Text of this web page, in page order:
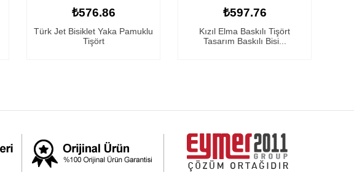
₺576.86
Türk Jet Bisiklet Yaka Pamuklu
Tişört
₺597.76
Kızıl Elma Baskılı Tişört
Tasarım Baskılı Bisi...